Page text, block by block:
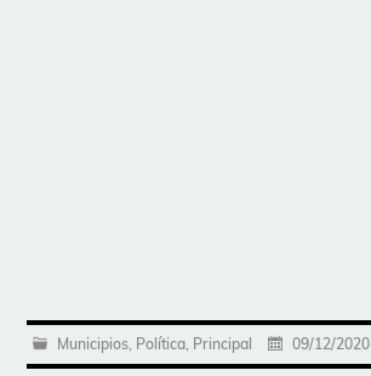
Municipios Política Principal 09/12/2020